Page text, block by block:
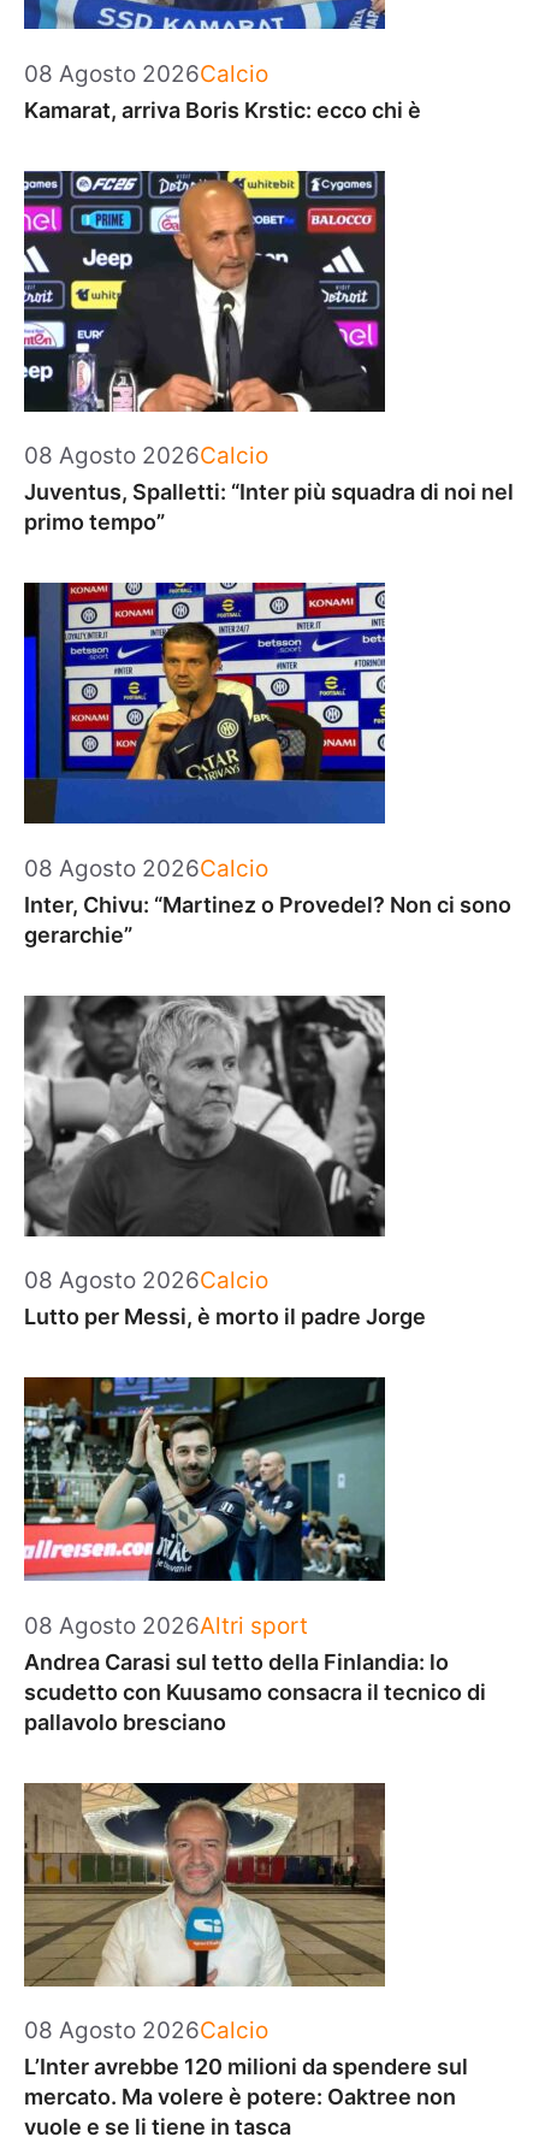
08 Agosto 2026Categorie
Calcio
Kamarat, arriva Boris Krstic: ecco chi è
08 Agosto 2026Categorie
Calcio
Juventus, Spalletti: “Inter più squadra di noi nel
primo tempo”
08 Agosto 2026Categorie
Calcio
Inter, Chivu: “Martinez o Provedel? Non ci sono
gerarchie”
08 Agosto 2026Categorie
Calcio
Lutto per Messi, è morto il padre Jorge
08 Agosto 2026Categorie
Altri sport
Andrea Carasi sul tetto della Finlandia: lo
scudetto con Kuusamo consacra il tecnico di
pallavolo bresciano
08 Agosto 2026Categorie
Calcio
L’Inter avrebbe 120 milioni da spendere sul
mercato. Ma volere è potere: Oaktree non
vuole e se li tiene in tasca